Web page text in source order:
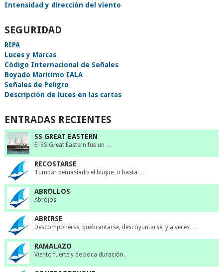
Intensidad y dirección del viento
SEGURIDAD
RIPA
Luces y Marcas
Código Internacional de Señales
Boyado Marítimo IALA
Señales de Peligro
Descripción de luces en las cartas
ENTRADAS RECIENTES
SS GREAT EASTERN
El SS Great Eastern fue un …
RECOSTARSE
Tumbar demasiado el buque, o hasta …
ABROLLOS
Abrojos.
ABRIRSE
Descomponerse, quebrantarse, descoyuntarse, y a veces …
RAMALAZO
Viento fuerte y de poca duración.